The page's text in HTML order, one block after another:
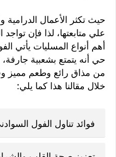
حيث تكثر الأعمال
علي متابعتها، لذا فإن
أهم أنواع المسليات يأتي
حي أنه يتمتع بشعبية
من مذاق رائع وطعم مميز
خلال مقالنا هذا كما يلي:
فوائد تناول الفول